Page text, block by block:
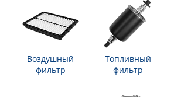
Воздушный
фильтр
Топливный
фильтр